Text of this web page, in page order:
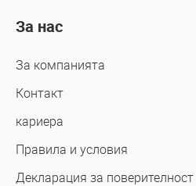
За нас
За компанията
Контакт
кариера
Правила и условия
Декларация за поверителност